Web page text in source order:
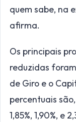
quem sabe, na
afirma.
Os principais
reduzidas
de Giro e o
percentuais
1,85%, 1,90%, e